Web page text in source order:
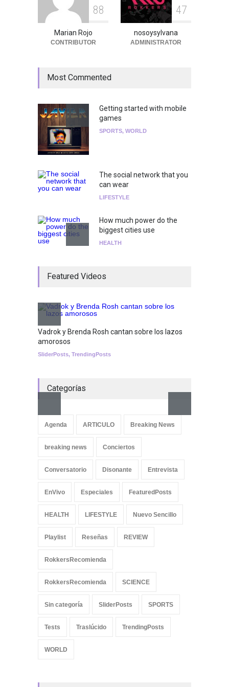
88
Marian Rojo
CONTRIBUTOR
47
nosoysylvana
ADMINISTRATOR
Most Commented
Getting started with mobile
games
SPORTS, WORLD
The social network that you
can wear
LIFESTYLE
How much power do the
biggest cities use
HEALTH
el show de Richie O'Farrill
becoming a reality
Featured Videos
Vadrok y Brenda Rosh cantan sobre los lazos
amorosos
SliderPosts, TrendingPosts
Categorías
Agenda ARTICULO Breaking News
breaking news Conciertos
Conversatorio Disonante Entrevista
EnVivo Especiales FeaturedPosts
HEALTH LIFESTYLE Nuevo Sencillo
Playlist Reseñas REVIEW
RokkersRecomienda
RokkersRecomienda SCIENCE
Sin categoría SliderPosts SPORTS
Tests Traslúcido TrendingPosts
WORLD